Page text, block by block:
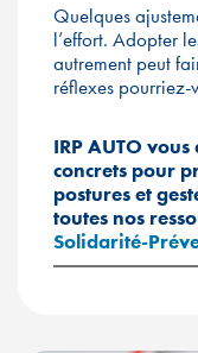
Quelques
l’effort. Adopter
autrement peut
réflexes pourriez-
IRP AUTO
concrets pour
postures et
toutes nos
Solidarité-